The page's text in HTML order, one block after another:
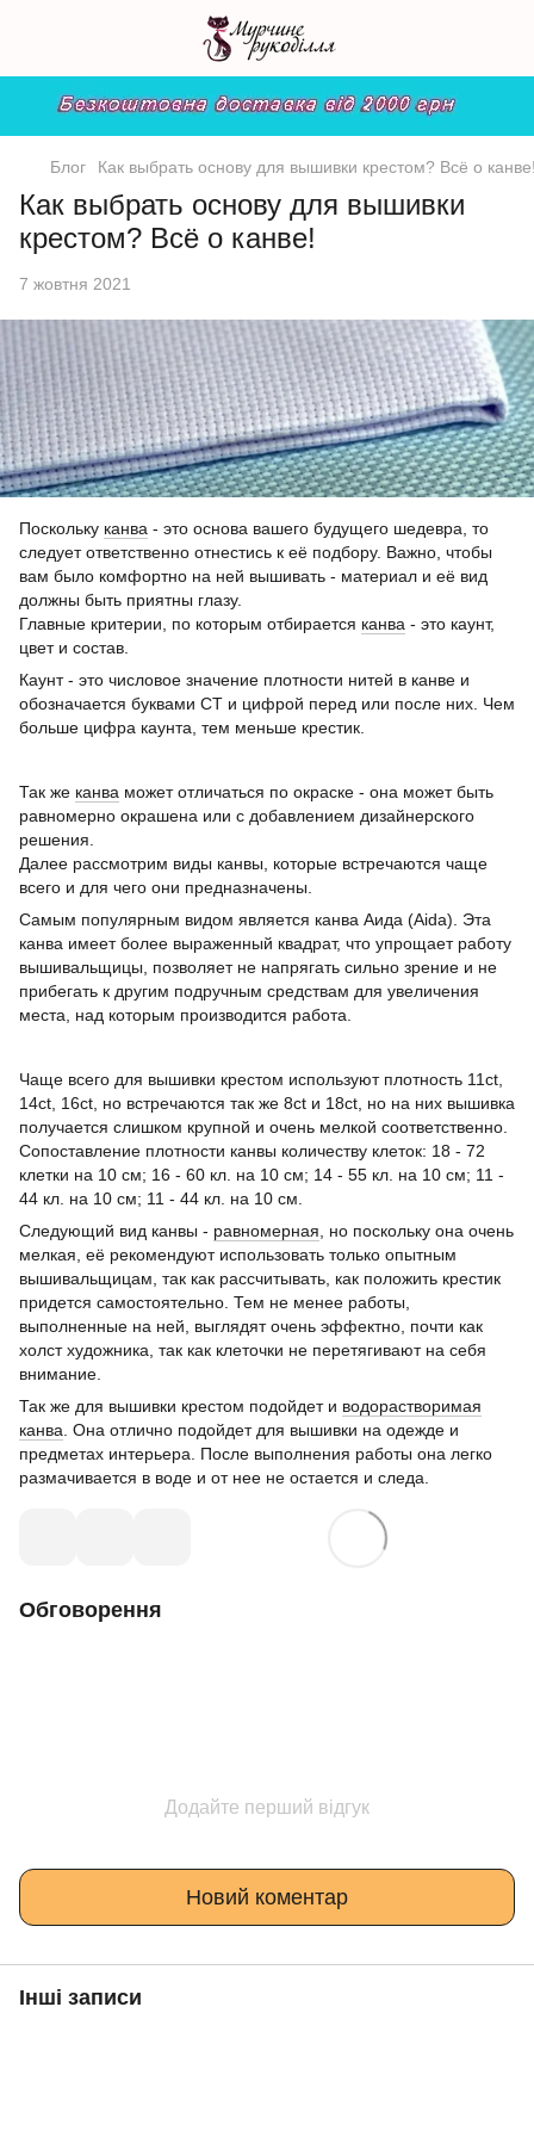
Блог Как выбрать основу для вышивки крестом? Всё о
Как выбрать основу для вышивки
крестом? Всё о канве!
7 жовтня 2021
Поскольку канва - это основа вашего будущего шедевра, то
следует ответственно отнестись к её подбору. Важно, чтобы
вам было комфортно на ней вышивать - материал и её вид
должны быть приятны глазу.
Главные критерии, по которым отбирается канва - это каунт,
цвет и состав.
Каунт - это числовое значение плотности нитей в канве и
обозначается буквами CT и цифрой перед или после них. Чем
больше цифра каунта, тем меньше крестик.
Так же канва может отличаться по окраске - она может быть
равномерно окрашена или с добавлением дизайнерского
решения.
Далее рассмотрим виды канвы, которые встречаются чаще
всего и для чего они предназначены.
Самым популярным видом является канва Аида (Aida). Эта
канва имеет более выраженный квадрат, что упрощает работу
вышивальщицы, позволяет не напрягать сильно зрение и не
прибегать к другим подручным средствам для увеличения
места, над которым производится работа.
Чаще всего для вышивки крестом используют плотность 11ct,
14ct, 16ct, но встречаются так же 8ct и 18ct, но на них вышивка
получается слишком крупной и очень мелкой соответственно.
Сопоставление плотности канвы количеству клеток: 18 - 72
клетки на 10 см; 16 - 60 кл. на 10 см; 14 - 55 кл. на 10 см; 11 -
44 кл. на 10 см; 11 - 44 кл. на 10 см.
Следующий вид канвы - равномерная, но поскольку она очень
мелкая, её рекомендуют использовать только опытным
вышивальщицам, так как рассчитывать, как положить крестик
придется самостоятельно. Тем не менее работы,
выполненные на ней, выглядят очень эффектно, почти как
холст художника, так как клеточки не перетягивают на себя
внимание.
Так же для вышивки крестом подойдет и водорастворимая
канва. Она отлично подойдет для вышивки на одежде и
предметах интерьера. После выполнения работы она легко
размачивается в воде и от нее не остается и следа.
Обговорення
Додайте перший відгук
Новий коментар
Інші записи